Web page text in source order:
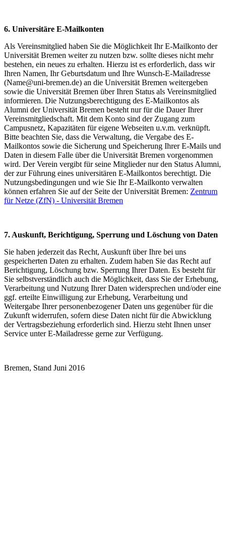
6. Universitäre E-Mailkonten
Als Vereinsmitglied haben Sie die Möglichkeit Ihr E-Mailkonto der
Universität Bremen weiter zu nutzen bzw. sollte dieses nicht mehr
bestehen, ein neues zu erhalten. Hierzu ist es erforderlich, dass wir
Ihren Namen, Ihr Geburtsdatum und Ihre Wunsch-E-Mailadresse
(Name@uni-bremen.de) an die Universität Bremen weitergeben
sowie die Universität Bremen über Ihren Status als Vereinsmitglied
informieren. Die Nutzungsberechtigung des E-Mailkontos als
Alumni der Universität Bremen besteht nur für die Dauer Ihrer
Vereinsmitgliedschaft. Mit dem Konto sind der Zugang zum
Campusnetz, Kapazitäten für eigene Webseiten u.v.m. verknüpft.
Bitte beachten Sie, dass die Verwaltung, die Vergabe des E-
Mailkontos sowie die Sicherung und Speicherung Ihrer E-Mails und
Daten in diesem Falle über die Universität Bremen vorgenommen
wird. Der Verein vergibt für seine Mitglieder nur den Status Alumni,
der zur Führung eines universitären E-Mailkontos berechtigt. Die
Nutzungsbedingungen und wie Sie Ihr E-Mailkonto verwalten
können erfahren Sie auf der Seite der Universität Bremen: Zentrum
für Netze (ZfN) - Universität Bremen
7. Auskunft, Berichtigung, Sperrung und Löschung von Daten
Sie haben jederzeit das Recht, Auskunft über Ihre bei uns
gespeicherten Daten zu erhalten. Zudem haben Sie das Recht auf
Berichtigung, Löschung bzw. Sperrung Ihrer Daten. Es besteht für
Sie selbstverständlich auch die Möglichkeit, dass Sie der Erhebung,
Verarbeitung und Nutzung Ihrer Daten widersprechen und/oder eine
ggf. erteilte Einwilligung zur Erhebung, Verarbeitung und
Weitergabe Ihrer personenbezogener Daten uns gegenüber für die
Zukunft widerrufen, sofern diese Daten nicht für die Abwicklung
der Vertragsbeziehung erforderlich sind. Hierzu steht Ihnen unser
Service unter E-Mailadresse gerne zur Verfügung.
Bremen, Stand Juni 2016